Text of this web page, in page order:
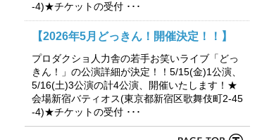
-4)★チケットの受付 ･･･
【2026年5月どっきん！開催決定！！】
プロダクショ人力舎の若手お笑いライブ「どっ
きん！」の公演詳細が決定！！5/15(金)1公演、
5/16(土)3公演の計4公演、開催いたします！★
会場新宿バティオス(東京都新宿区歌舞伎町2-45
-4)★チケットの受付 ･･･